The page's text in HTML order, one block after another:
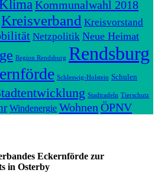
Kommunalwahl 2018
Kreisverband Kreisvorstand
Netzpolitik Neue Heimat
Region Rendsburg Rendsburg
Schleswig-Holstein Schulen
Stadtradeln Tierschutz
Windenergie Wohnen ÖPNV
Eckernförde zur
in Osterby